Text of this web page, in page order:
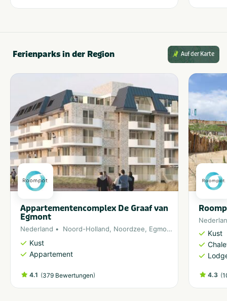
Ferienparks in der Region Auf der Karte
Appartementencomplex De Graaf van
Egmont
Nederland Noord-Holland, Noordzee, Egmond aan Zee
Kust
Appartement
4.1 (379 Bewertungen)
Kust
4.3 (